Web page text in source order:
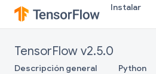
Instalar
TensorFlow v2.5.0
Descripción general Python